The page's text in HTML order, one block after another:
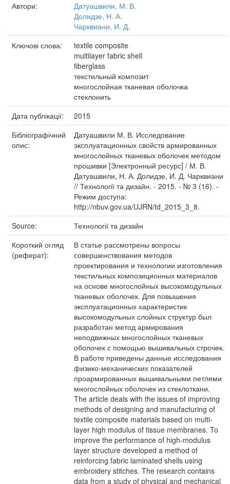
Автори:
Датуашвили, М. В.
Долидзе, Н. А.
Чарквиани, И. Д.
Ключові слова:
textile composite
multilayer fabric shell
fiberglass
текстильный композит
многослойная тканевая оболочка
стеклонить
Дата публікації:
2015
Бібліографічний
опис:
Датуашвили М. В. Исследование
эксплуатационных свойств армированных
многослойных тканевых оболочек методом
прошивки [Электронный ресурс] / М. В.
Датуашвили, Н. А. Долидзе, И. Д. Чарквиани
// Технології та дизайн. - 2015. - № 3 (16). -
Режим доступа:
http://nbuv.gov.ua/UJRN/td_2015_3_8.
Source:
Технології та дизайн
Короткий огляд
(реферат):
В статье рассмотрены вопросы
совершенствования методов
проектирования и технологии изготовления
текстильных композиционных материалов
на основе многослойных высокомодульных
тканевых оболочек. Для повышения
эксплуатационных характеристик
высокомодульных слойных структур был
разработан метод армирования
неподвижных многослойных тканевых
оболочек с помощью вышивальных строчек.
В работе приведены данные исследования
физико-механических показателей
проармированных вышивальными петлями
многослойных оболочек из стеклоткани.
The article deals with the issues of improving
methods of designing and manufacturing of
textile composite materials based on multi-
layer high modulus of tissue membranes. To
improve the performance of high-modulus
layer structure developed a method of
reinforcing fabric laminated shells using
embroidery stitches. The research contains
data from a study of physical and mechanical